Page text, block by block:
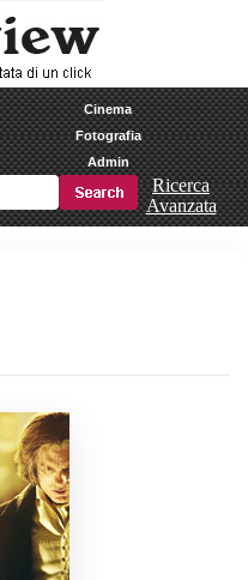
Cinema
Fotografia
Admin
Ricerca
Avanzata